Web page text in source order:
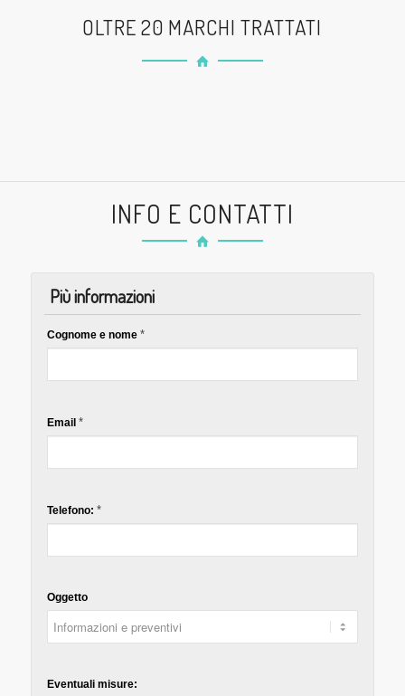
OLTRE 20 MARCHI TRATTATI
INFO E CONTATTI
Più informazioni
Cognome e nome*
Email*
Telefono:*
Oggetto
Eventuali misure: